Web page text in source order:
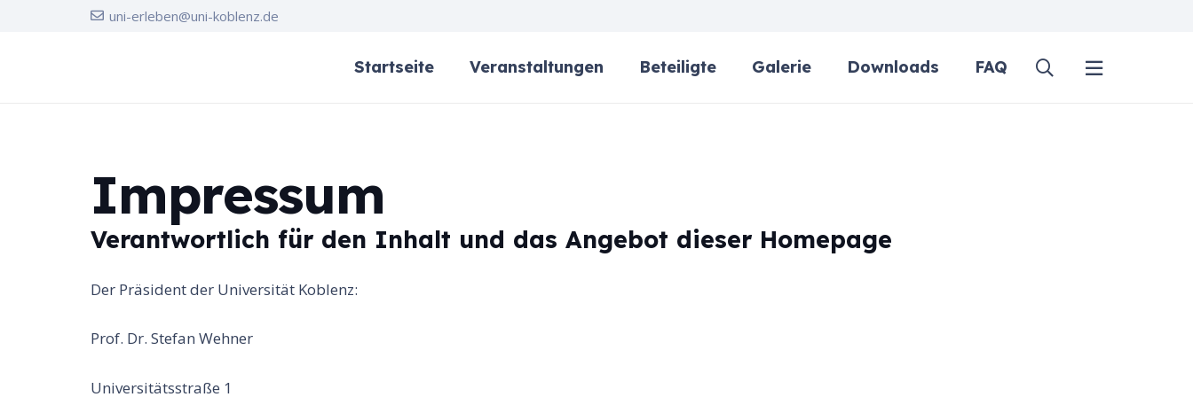
uni-erleben@uni-koblenz.de
Startseite Veranstaltungen Beteiligte Galerie Downloads FAQ
Impressum
Verantwortlich für den Inhalt und das Angebot dieser Homepage
Der Präsident der Universität Koblenz:
Prof. Dr. Stefan Wehner
Universitätsstraße 1